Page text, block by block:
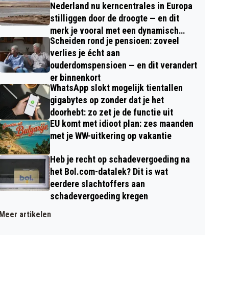
Nederland nu kerncentrales in Europa
stilliggen door de droogte — en dit
merk je vooral met een dynamisch
contract
Scheiden rond je pensioen: zoveel
verlies je écht aan
ouderdomspensioen — en dit verandert
er binnenkort
WhatsApp slokt mogelijk tientallen
gigabytes op zonder dat je het
doorhebt: zo zet je de functie uit
EU komt met idioot plan: zes maanden
met je WW-uitkering op vakantie
Heb je recht op schadevergoeding na
het Bol.com-datalek? Dit is wat
eerdere slachtoffers aan
schadevergoeding kregen
Meer artikelen